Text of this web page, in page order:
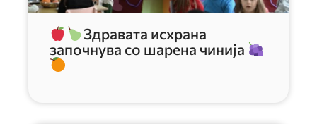
Здравата исхрана
започнува со шарена чинија